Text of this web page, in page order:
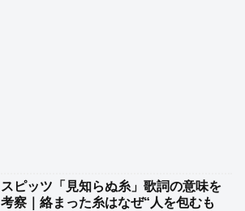
スピッツ「見知らぬ糸」歌詞の意味を
考察｜絡まった糸はなぜ“人を包むも